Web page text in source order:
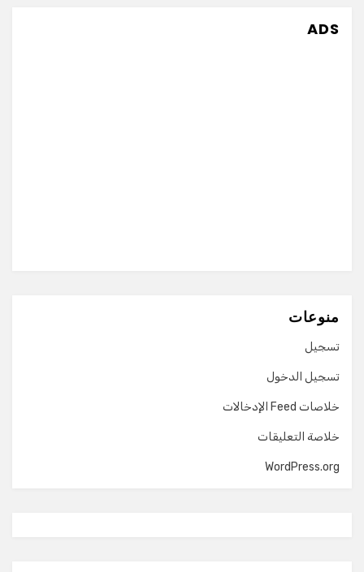
ADS
منوعات
تسجيل
تسجيل الدخول
خلاصات Feed الإدخالات
خلاصة التعليقات
WordPress.org